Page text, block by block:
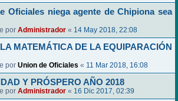
Oficiales niega agente de Chipiona sea
por Administrador « 14 May 2018, 22:08
MATEMÁTICA DE LA EQUIPARACIÓN
por Union de Oficiales « 11 Mar 2018, 16:08
Y PRÓSPERO AÑO 2018
por Administrador « 16 Dic 2017, 02:39